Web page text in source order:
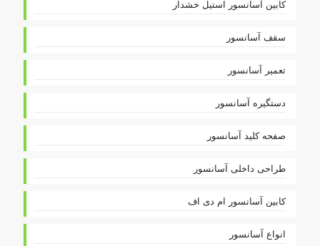
کابین آسانسور استیل خشدار
سقف آسانسور
تعمیر آسانسور
دستگیره آسانسور
صفحه کلید آسانسور
طراحی داخلی آسانسور
کابین آسانسور ام دی اف
انواع آسانسور